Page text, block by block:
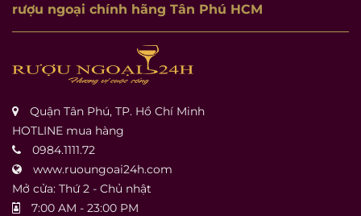
rượu ngoại chính hãng Tân Phú HCM
Quận Tân Phú, TP. Hồ Chí Minh
HOTLINE mua hàng
0984.1111.72
www.ruoungoai24h.com
Mở cửa: Thứ 2 - Chủ nhật
7:00 AM - 23:00 PM